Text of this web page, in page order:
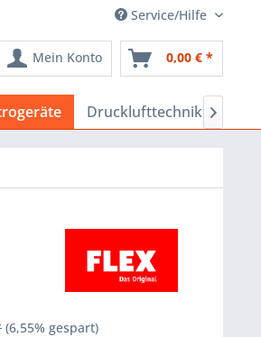
Service/Hilfe
Mein Konto 0,00 € *
Drucklufttechnik 
(6,55% gespart)